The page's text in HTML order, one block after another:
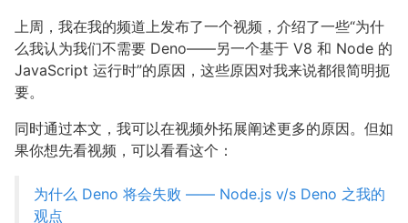
上周，我在我的频道上发布了一个视频，介绍了一些“为什
么我认为我们不需要 Deno——另一个基于 V8 和 Node 的
JavaScript 运行时”的原因，这些原因对我来说都很简明扼
要。
同时通过本文，我可以在视频外拓展阐述更多的原因。但如
果你想先看视频，可以看看这个：
为什么 Deno 将会失败 —— Node.js v/s Deno 之我的
观点